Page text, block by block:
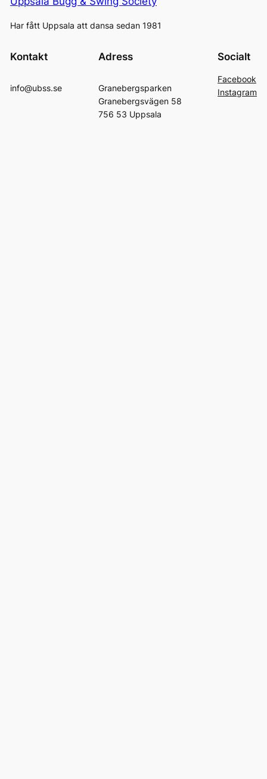
Har fått Uppsala att dansa sedan 1981
Kontakt
info@ubss.se
Adress
Granebergsparken
Granebergsvägen 58
756 53 Uppsala
Socialt
Facebook
Instagram